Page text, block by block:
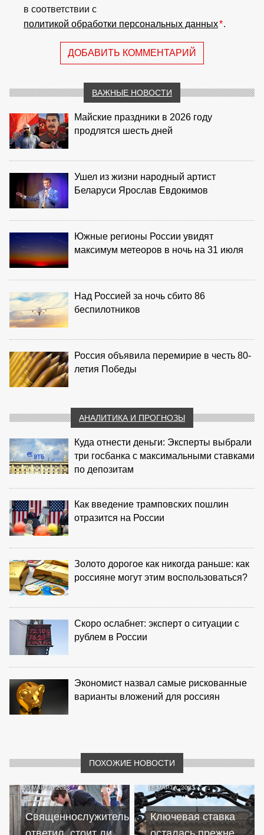
в соответствии с
политикой обработки персональных данных*.
ДОБАВИТЬ КОММЕНТАРИЙ
ВАЖНЫЕ НОВОСТИ
Майские праздники в 2026 году
продлятся шесть дней
Ушел из жизни народный артист
Беларуси Ярослав Евдокимов
Южные регионы России увидят
максимум метеоров в ночь на 31 июля
Над Россией за ночь сбито 86
беспилотников
Россия объявила перемирие в честь 80-
летия Победы
АНАЛИТИКА И ПРОГНОЗЫ
Куда отнести деньги: Эксперты выбрали
три госбанка с максимальными ставками
по депозитам
Как введение трамповских пошлин
отразится на России
Золото дорогое как никогда раньше: как
россияне могут этим воспользоваться?
Скоро ослабнет: эксперт о ситуации с
рублем в России
Экономист назвал самые рискованные
варианты вложений для россиян
ПОХОЖИЕ НОВОСТИ
20 МАРТА, 2023
Священнослужитель
18 МАРТА, 2023
Ключевая ставка